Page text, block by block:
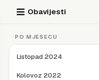
Obavijesti
PO MJESECU
Listopad 2024
Kolovoz 2022